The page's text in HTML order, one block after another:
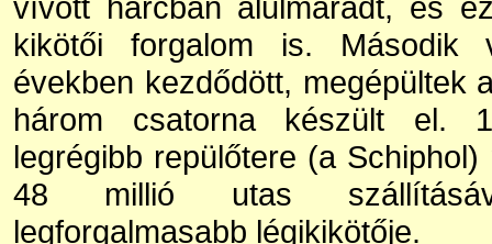
kikötői forgalom is. Második
években kezdődött, megépültek
három csatorna készült el.
legrégibb repülőtere (a
48 millió utas
legforgalmasabb légikikötője.